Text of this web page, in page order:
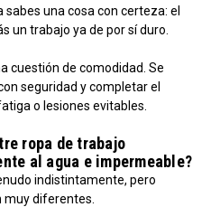
una cosa con certeza: el
un trabajo ya de por sí duro.
cuestión de comodidad. Se
seguridad y completar el
o lesiones evitables.
ropa de trabajo
al agua e impermeable?
indistintamente, pero
muy diferentes.